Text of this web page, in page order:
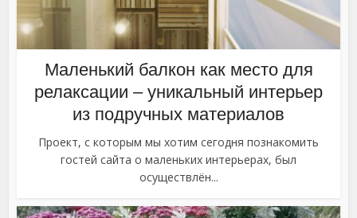
Маленький балкон как место для
релаксации – уникальный интерьер
из подручных материалов
Проект, с которым мы хотим сегодня познакомить
гостей сайта о маленьких интерьерах, был
осуществлён...